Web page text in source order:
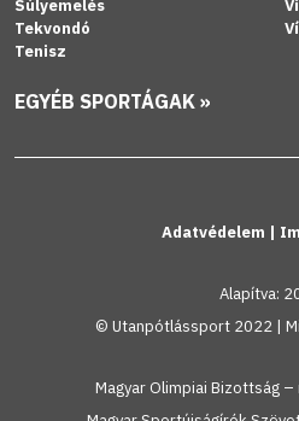
Súlyemelés
Tekvondó
Tenisz
EGYÉB SPORTÁGAK »
Adatvédelem |
Alapítva:
© Utanpótlássport 2022 |
Magyar Olimpiai Bizottság